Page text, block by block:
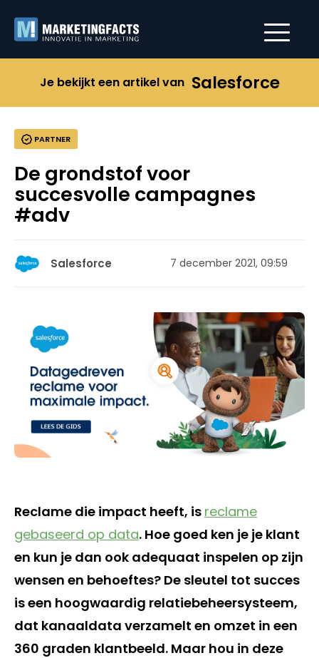
Je bekijkt een artikel van Salesforce
PARTNER
De grondstof voor
succesvolle campagnes
#adv
Salesforce 7 december 2021, 09:59
Reclame die impact heeft, is reclame
gebaseerd op data. Hoe goed ken je je klant
en kun je dan ook adequaat inspelen op zijn
wensen en behoeftes? De sleutel tot succes
is een hoogwaardig relatiebeheersysteem,
dat kanaaldata verzamelt en omzet in een
360 graden klantbeeld. Maar hou in deze